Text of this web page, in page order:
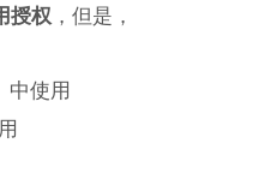
授权 ，但是，
中使用